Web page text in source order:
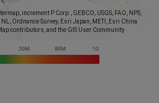
increment P Corp., GEBCO, USGS, FAO, NPS,
Ordnance Survey, Esri Japan, METI, Esri China
contributors, and the GIS User Community